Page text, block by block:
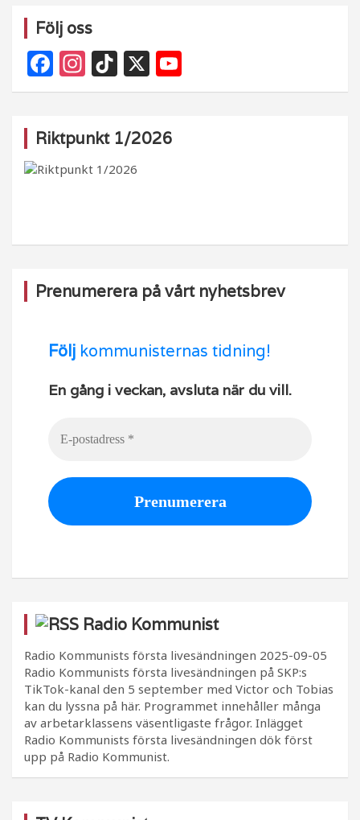
Följ oss
F
a
e
b
k
In
st
g
ra
Ti
k
o
k
X
o
Riktpunkt 1/2026
Prenumerera på vårt nyhetsbrev
Följ kommunisternas tidning!
En gång i veckan, avsluta när du vill.
Radio Kommunist
Radio Kommunists första livesändningen 2025-09-05
Radio Kommunists första livesändningen på SKP:s
TikTok-kanal den 5 september med Victor och Tobias
kan du lyssna på här. Programmet innehåller många
av arbetarklassens väsentligaste frågor. Inlägget
Radio Kommunists första livesändningen dök först
upp på Radio Kommunist.